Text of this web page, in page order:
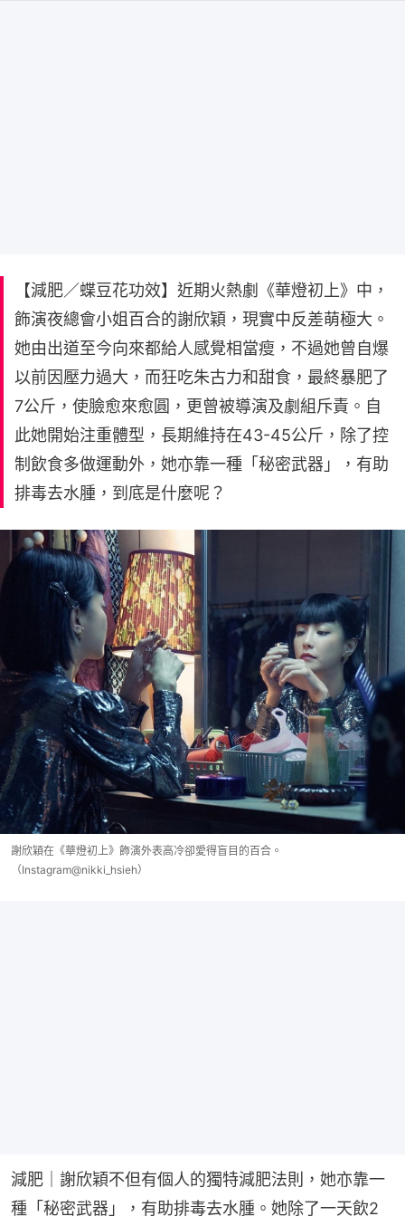
【減肥／蝶豆花功效】近期火熱劇《華燈初上》中，
飾演夜總會小姐百合的謝欣穎，現實中反差萌極大。
她由出道至今向來都給人感覺相當瘦，不過她曾自爆
以前因壓力過大，而狂吃朱古力和甜食，最終暴肥了
7公斤，使臉愈來愈圓，更曾被導演及劇組斥責。自
此她開始注重體型，長期維持在43-45公斤，除了控
制飲食多做運動外，她亦靠一種「秘密武器」，有助
排毒去水腫，到底是什麼呢？
謝欣穎在《華燈初上》飾演外表高冷卻愛得盲目的百合。
（Instagram@nikki_hsieh）
減肥｜謝欣穎不但有個人的獨特減肥法則，她亦靠一
種「秘密武器」，有助排毒去水腫。她除了一天飲2